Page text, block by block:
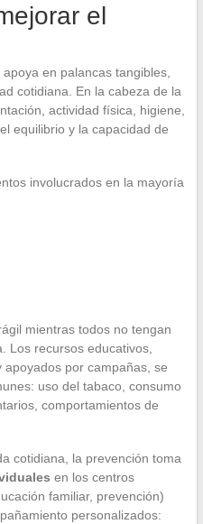
el
apoya en palancas tangibles,
cotidiana. En la cabeza de la
actividad física, higiene,
equilibrio y la capacidad de
involucrados en la mayoría
mientras todos no tengan
Los recursos educativos,
por campañas, se
uso del tabaco, consumo
comportamientos de
cotidiana, la prevención toma
en los centros
familiar, prevención)
personalizados: